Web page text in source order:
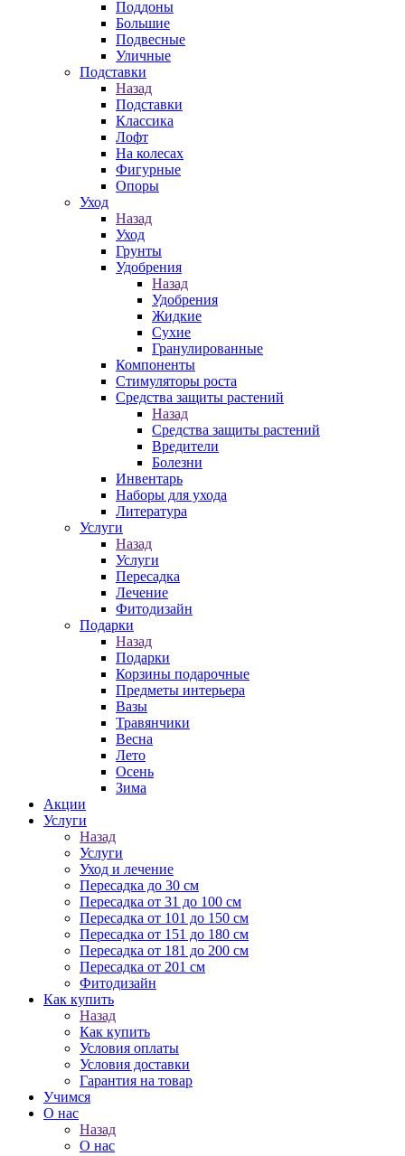
Поддоны
Большие
Подвесные
Уличные
Подставки
Назад
Подставки
Классика
Лофт
На колесах
Фигурные
Опоры
Уход
Назад
Уход
Грунты
Удобрения
Назад
Удобрения
Жидкие
Сухие
Гранулированные
Компоненты
Стимуляторы роста
Средства защиты растений
Назад
Средства защиты растений
Вредители
Болезни
Инвентарь
Наборы для ухода
Литература
Услуги
Назад
Услуги
Пересадка
Лечение
Фитодизайн
Подарки
Назад
Подарки
Корзины подарочные
Предметы интерьера
Вазы
Травянчики
Весна
Лето
Осень
Зима
Акции
Услуги
Назад
Услуги
Уход и лечение
Пересадка до 30 см
Пересадка от 31 до 100 см
Пересадка от 101 до 150 см
Пересадка от 151 до 180 см
Пересадка от 181 до 200 см
Пересадка от 201 см
Фитодизайн
Как купить
Назад
Как купить
Условия оплаты
Условия доставки
Гарантия на товар
Учимся
О нас
Назад
О нас